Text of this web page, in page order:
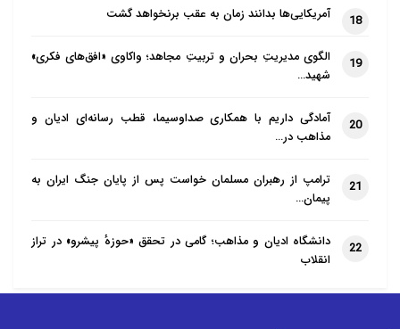
18 آمریکایی‌ها بدانند زمان به عقب برنخواهد گشت
19
الگوی مدیریتِ بحران و تربیتِ مجاهد؛ واکاوی «افق‌های فکری»
شهید…
20
آمادگی داریم با همکاری صداوسیما، قطب رسانه‌ای ادیان و
مذاهب در…
21
ترامپ از رهبران مسلمان خواست پس از پایان جنگ ایران به
پیمان…
22
دانشگاه ادیان و مذاهب؛ گامی در تحقق «حوزهٔ پیشرو» در تراز
انقلاب